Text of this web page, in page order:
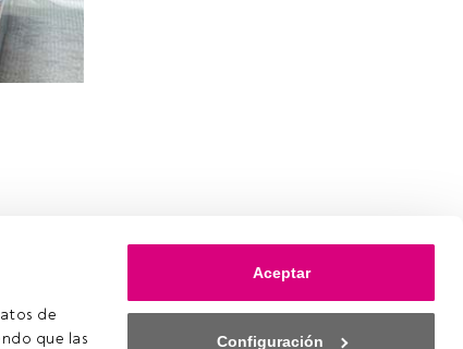
de
que las
Aceptar
Configuración